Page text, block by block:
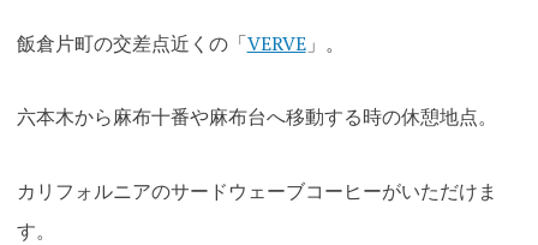
飯倉片町の交差点近くの「VERVE」。
六本木から麻布十番や麻布台へ移動する時の休憩地点。
カリフォルニアのサードウェーブコーヒーがいただけま
す。